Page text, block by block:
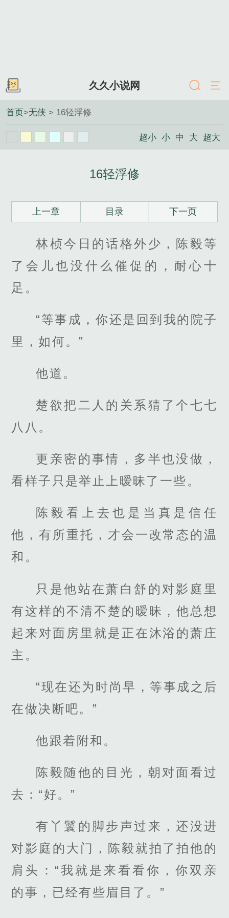
久久小说网
首页>无侠 > 16轻浮修
超小 小 中 大 超大
16轻浮修
上一章 目录 下一页
林桢今日的话格外少，陈毅等
了会儿也没什么催促的，耐心十
足。
“等事成，你还是回到我的院子
里，如何。”
他道。
楚欲把二人的关系猜了个七七
八八。
更亲密的事情，多半也没做，
看样子只是举止上暧昧了一些。
陈毅看上去也是当真是信任
他，有所重托，才会一改常态的温
和。
只是他站在萧白舒的对影庭里
有这样的不清不楚的暧昧，他总想
起来对面房里就是正在沐浴的萧庄
主。
“现在还为时尚早，等事成之后
在做决断吧。”
他跟着附和。
陈毅随他的目光，朝对面看过
去：“好。”
有丫鬟的脚步声过来，还没进
对影庭的大门，陈毅就拍了拍他的
肩头：“我就是来看看你，你双亲
的事，已经有些眉目了。”